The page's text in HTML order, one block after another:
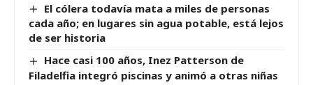
El cólera todavía mata a miles de personas
cada año; en lugares sin agua potable, está lejos
de ser historia
Hace casi 100 años, Inez Patterson de
Filadelfia integró piscinas y animó a otras niñas